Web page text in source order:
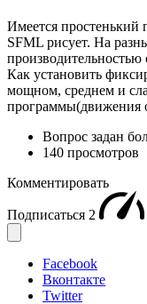
Имеется простенький
SFML рисует. На
производительностью
Как установить
мощном, среднем и
программы(движения
Вопрос задан
140 просмотров
Комментировать
Подписаться 2
Facebook
Вконтакте
Twitter